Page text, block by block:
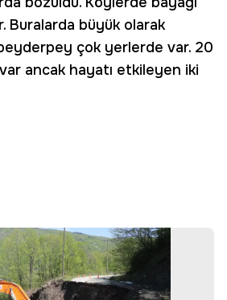
Buralarda büyük olarak
çok yerlerde var. 20
ancak hayatı etkileyen iki